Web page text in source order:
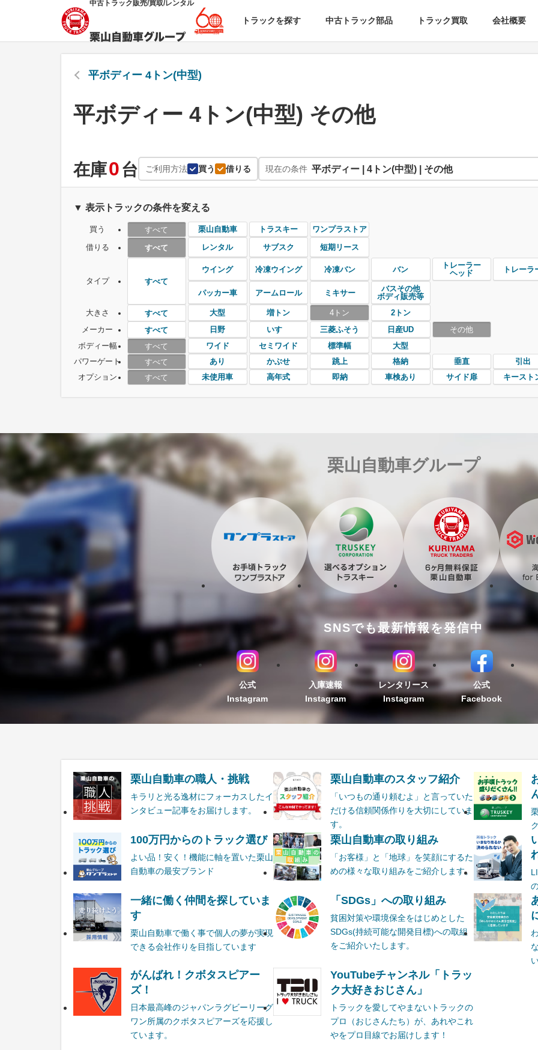
中古トラック販売/買取/レンタル
トラックを探す 中古トラック部品 トラック買取 会社概要
平ボディー 4トン(中型)
平ボディー 4トン(中型) その他
在庫0台 ご利用方法 買う 借りる 現在の条件 平ボディー | 4トン(中型) | その他
▼ 表示トラックの条件を変える
買う すべて 栗山自動車 トラスキー
ワンプラストア
借りる
すべて レンタル サブスク 短期リース
タイプ すべて
ウイング 冷凍ウイング 冷凍バン バン
トレーラー
ヘッド
トレーラ
パッカー車 アームロール ミキサー
バスその他
ボディ販売等
大きさ
すべて 大型 増トン 4トン
2トン
メーカー
すべて 日野 いすゞ 三菱ふそう 日産UD
その他
ボディー幅
すべて ワイド セミワイド 標準幅
大型
パワーゲート
すべて あり かぶせ 跳上 格納 垂直 引出
オプション
すべて 未使用車 高年式 即納 車検あり サイド扉 キースト
栗山自動車グループ
SNSでも最新情報を発信中
公式
Instagram
入庫速報
Instagram
レンタリース
Instagram
公式
Facebook
栗山自動車の職人・挑戦
キラリと光る逸材にフォーカスしたイ
ンタビュー記事をお届けします。
栗山自動車のスタッフ紹介
「いつもの通り頼むよ」と言っていた
だける信頼関係作りを大切にしていま
す。
100万円からのトラック選び
よい品！安く！機能に軸を置いた栗山
自動車の最安ブランド
栗山自動車の取り組み
「お客様」と「地球」を笑顔にするた
めの様々な取り組みをご紹介します。
一緒に働く仲間を探していま
す
栗山自動車で働く事で個人の夢が実現
できる会社作りを目指しています
「SDGs」への取り組み
貧困対策や環境保全をはじめとした
SDGs(持続可能な開発目標)への取組
をご紹介いたします。
がんばれ！クボタスピアー
ズ！
日本最高峰のジャパンラグビーリーグ
ワン所属のクボタスピアーズを応援し
ています。
YouTubeチャンネル「トラッ
ク大好きおじさん」
トラックを愛してやまないトラックの
プロ（おじさんたち）が、あれやこれ
やをプロ目線でお届けします！